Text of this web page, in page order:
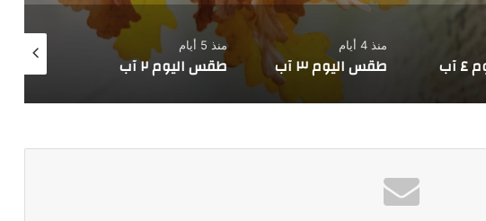
آب
منذ 4 أيام
طقس اليوم ٣ آب
منذ 5 أيام
طقس اليوم ٢ آب طقس اليوم ١ آب